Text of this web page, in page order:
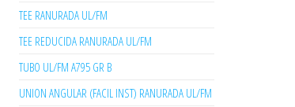
TEE RANURADA UL/FM
TEE REDUCIDA RANURADA UL/FM
TUBO UL/FM A795 GR B
UNION ANGULAR (FACIL INST) RANURADA UL/FM